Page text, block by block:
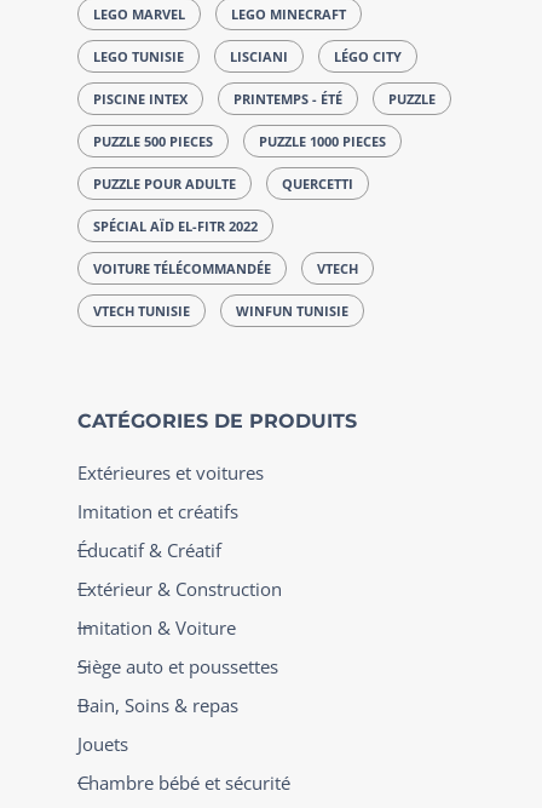
LEGO MARVEL LEGO MINECRAFT
LEGO TUNISIE LISCIANI LÉGO CITY
PISCINE INTEX PRINTEMPS - ÉTÉ PUZZLE
PUZZLE 500 PIECES PUZZLE 1000 PIECES
PUZZLE POUR ADULTE QUERCETTI
SPÉCIAL AÏD EL-FITR 2022
VOITURE TÉLÉCOMMANDÉE VTECH
VTECH TUNISIE WINFUN TUNISIE
CATÉGORIES DE PRODUITS
Extérieures et voitures
Imitation et créatifs
Éducatif & Créatif
Extérieur & Construction
Imitation & Voiture
Siège auto et poussettes
Bain, Soins & repas
Jouets
Chambre bébé et sécurité